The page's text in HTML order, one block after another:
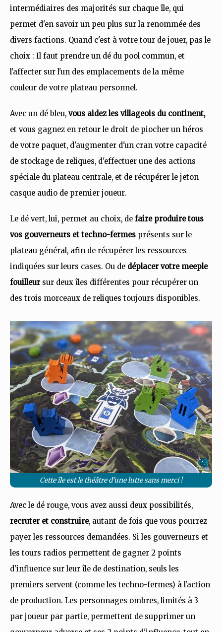
intermédiaires des majorités sur chaque île, qui
permet d'en savoir un peu plus sur la renommée des
divers factions. Quand c'est à votre tour de jouer, pas le
choix : Il faut prendre un dé du pool commun, et
l'affecter sur l'un des emplacements de la même
couleur de votre plateau personnel.
Avec un dé bleu, vous aidez les villageois du continent,
et vous gagnez en retour le droit de piocher un héros
de votre paquet, d'augmenter d'un cran votre capacité
de stockage de reliques, d'effectuer une des actions
spéciale du plateau centrale, et de récupérer le jeton
casque audio de premier joueur.
Le dé vert, lui, permet au choix, de faire produire tous
vos gouverneurs et techno-fermes présents sur le
plateau général, afin de récupérer les ressources
indiquées sur leurs cases. Ou de déplacer votre meeple
fouilleursur deux îles différentes pour récupérer un
des trois morceaux de reliques toujours disponibles.
Cette île est le théâtre d'une lutte sans merci !
Avec le dé rouge, vous avez aussi deux possibilités,
recruter et construire, autant de fois que vous pourrez
payer les ressources demandées. Si les gouverneurs et
les tours radios permettent de gagner 2 points
d'influence sur leur île de destination, seuls les
premiers servent (comme les techno-fermes) à l'action
de production. Les personnages ombres, limités à 3
par joueur par partie, permettent de supprimer un